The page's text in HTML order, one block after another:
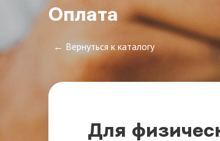
Оплата
← Вернуться к каталогу
Для